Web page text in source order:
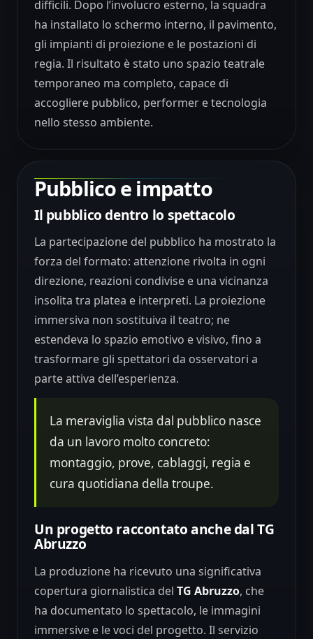
difficili. Dopo l’involucro esterno, la squadra
ha installato lo schermo interno, il pavimento,
gli impianti di proiezione e le postazioni di
regia. Il risultato è stato uno spazio teatrale
temporaneo ma completo, capace di
accogliere pubblico, performer e tecnologia
nello stesso ambiente.
Pubblico e impatto
Il pubblico dentro lo spettacolo
La partecipazione del pubblico ha mostrato la
forza del formato: attenzione rivolta in ogni
direzione, reazioni condivise e una vicinanza
insolita tra platea e interpreti. La proiezione
immersiva non sostituiva il teatro; ne
estendeva lo spazio emotivo e visivo, fino a
trasformare gli spettatori da osservatori a
parte attiva dell’esperienza.
La meraviglia vista dal pubblico nasce
da un lavoro molto concreto:
montaggio, prove, cablaggi, regia e
cura quotidiana della troupe.
Un progetto raccontato anche dal TG
Abruzzo
La produzione ha ricevuto una significativa
copertura giornalistica del TG Abruzzo, che
ha documentato lo spettacolo, le immagini
immersive e le voci del progetto. Il servizio